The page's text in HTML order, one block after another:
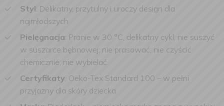
Styl: Delikatny, przytulny i uroczy design dla
najmłodszych
Pielęgnacja: Pranie w 30 °C, delikatny cykl; nie suszyć
w suszarce bębnowej; nie prasować; nie czyścić
chemicznie; nie wybielać
Certyfikaty: Oeko-Tex Standard 100 – w pełni
przyjazny dla skóry dziecka